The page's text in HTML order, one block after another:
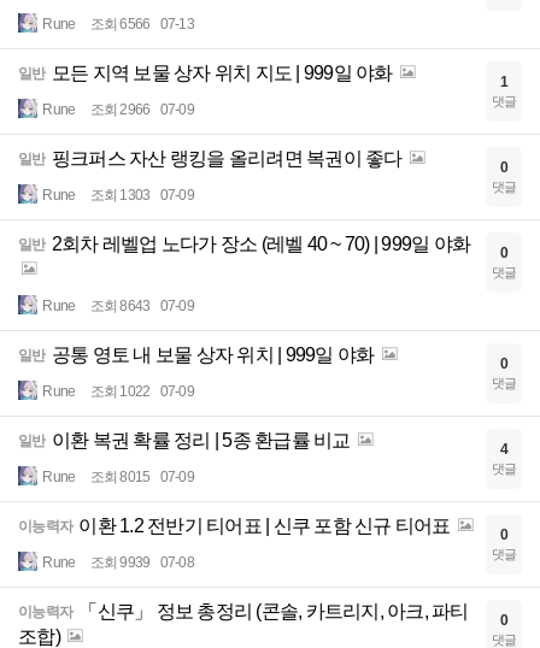
Rune 조회 6566 07-13
일반 모든 지역 보물 상자 위치 지도 | 999일 야화
Rune 조회 2966 07-09
1
댓글
일반 핑크퍼스 자산 랭킹을 올리려면 복권이 좋다
Rune 조회 1303 07-09
0
댓글
일반 2회차 레벨업 노다가 장소 (레벨 40 ~ 70) | 999일 야화
Rune 조회 8643 07-09
0
댓글
일반 공통 영토 내 보물 상자 위치 | 999일 야화
Rune 조회 1022 07-09
0
댓글
일반 이환 복권 확률 정리 | 5종 환급률 비교
Rune 조회 8015 07-09
4
댓글
이능력자 이환 1.2 전반기 티어표 | 신쿠 포함 신규 티어표
Rune 조회 9939 07-08
0
댓글
이능력자
「신쿠」 정보 총정리 (콘솔, 카트리지, 아크, 파티
조합)
0
댓글